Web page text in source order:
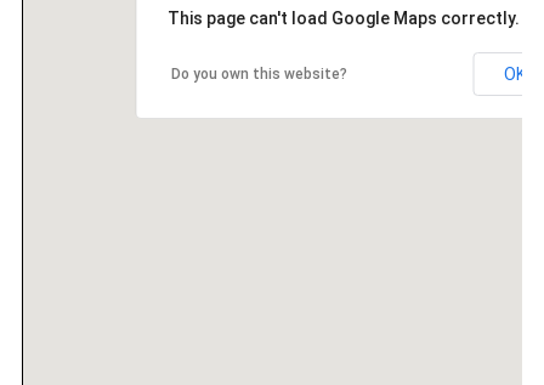
This page can't load Google Maps correctly.
Do you own this website? OK